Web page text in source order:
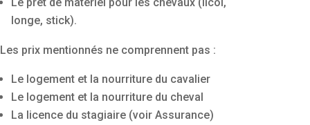
longe, stick).
Les prix mentionnés ne comprennent pas :
Le logement et la nourriture du cavalier
Le logement et la nourriture du cheval
La licence du stagiaire (voir Assurance)